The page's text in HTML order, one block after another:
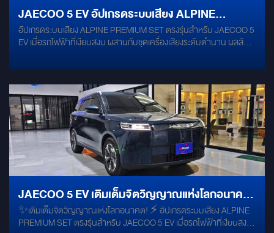
JAECOO 5 EV อัปเกรดระบบเสียง ALPINE
PREMIUM SET
อัปเกรดระบบเสียง ALPINE PREMIUM SET ตรงรุ่นสำหรับ JAECOO 5
EV เมื่อรถไฟฟ้าที่เงียบสงบ ผสานกับชุดเครื่องเสียงระดับตำนาน ผลลัพธ์
สมบูรณ์แบบ คมชัด เต็มอารมณ์ทุกการเดินทาง เจาะลึกชุดอัปเกรดความ
Speaker): ลำโพงแยกชิ้นคู่หน้า ถ่ายทอดเสียงร้องใสประกาย มิติเวทีเสียง
กว้าง ชัดเจนทุกรายละเอียด ALPINE S2-S65 (Coaxial 2-Way
Speaker): ลำโพงแกนร่วมคู่หลัง เติมเต็มมิติเสียงรอบทิศทางให้โอบล้อม
ทั่วทั้งห้องโดยสารอย่างลงตัว ALPINE PXE M60-4 (4 CH DSP
Amplifier): สมองกลอัจฉริยะ ทำหน้าที่ขับกำลังพร้อมปรับแต่งจูนเสียง
(Sound Tuning) ให้เวทีเสียงเป๊ะ แม่นยำที่สุด ALPINE PWE-10S4
(Active Subwoofer 10"): ซับวูฟเฟอร์พร้อมแอมป์ในตัวขนาด 10 นิ้ว ส่ง
พลังเบสที่แน่น หนักลึก นุ่มนวล เติมเต็มความสนุกสะใจ ไฮไลท์การติดตั้ง
ระดับพรีเมียมที่ Mirage Audio OEM Integration (Plug & Play):
ออกแบบมาเพื่อติดตั้งตรงรุ่นกับ JAECOO 5 EV มั่นใจได้ 100% ไม่มี
การตัดต่อสายไฟเดิมของตัวรถ ปลอดภัยต่อระบบไฟฟ้า Professional
Tuning: จูนแต่งเสียงด้วยช่างผู้เชี่ยวชาญระดับมืออาชีพ เพื่อให้ได้มิติเสียง
JAECOO 5 EV เติมเต็มจิตวิญญาณแห่งโลกอนาคต
อัปเกรดระบบเสียง ALPINE PREMIUM SET
✨เติมเต็มจิตวิญญาณแห่งโลกอนาคต! ⚡️ อัปเกรดระบบเสียง ALPINE
PREMIUM SET ตรงรุ่นสำหรับ JAECOO 5 EV เมื่อรถไฟฟ้าที่เงียบสงบ